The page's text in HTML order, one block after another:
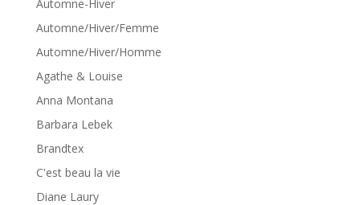
Automne-Hiver
Automne/Hiver/Femme
Automne/Hiver/Homme
Agathe & Louise
Anna Montana
Barbara Lebek
Brandtex
C'est beau la vie
Diane Laury